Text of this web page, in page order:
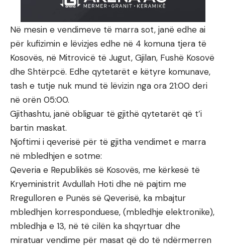
Në mesin e vendimeve të marra sot, janë edhe ai
për kufizimin e lëvizjes edhe në 4 komuna tjera të
Kosovës, në Mitrovicë të Jugut, Gjilan, Fushë Kosovë
dhe Shtërpcë. Edhe qytetarët e këtyre komunave,
tash e tutje nuk mund të lëvizin nga ora 21:00 deri
në orën 05:00.
Gjithashtu, janë obliguar të gjithë qytetarët që t’i
bartin maskat.
Njoftimi i qeverisë për të gjitha vendimet e marra
në mbledhjen e sotme:
Qeveria e Republikës së Kosovës, me kërkesë të
Kryeministrit Avdullah Hoti dhe në pajtim me
Rregulloren e Punës së Qeverisë, ka mbajtur
mbledhjen korresponduese, (mbledhje elektronike),
mbledhja e 13, në të cilën ka shqyrtuar dhe
miratuar vendime për masat që do të ndërmerren